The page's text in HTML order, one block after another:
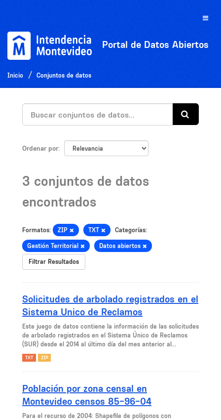
Toggle
Portal de Datos Abiertos
Inicio Conjuntos de datos
Ordenar por
3 conjuntos de datos
encontrados
Formatos: ZIP TXT Categorías:
Gestión Territorial Datos abiertos
Filtrar Resultados
Solicitudes de arbolado registrados en el
Sistema Unico de Reclamos
Este juego de datos contiene la información de las solicitudes
de arbolado registrados en el Sistema Único de Reclamos
(SUR) desde el 2014 al último día del mes anterior al...
TXT ZIP
Población por zona censal en
Montevideo censos 85-96-04
Para el recurso de 2004: Shapefile de polígonos con